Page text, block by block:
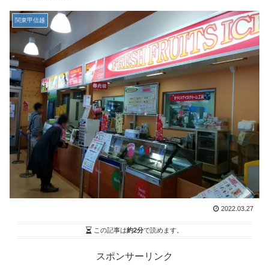
関東甲信越
2022.03.27
この記事は約2分で読めます。
スポンサーリンク